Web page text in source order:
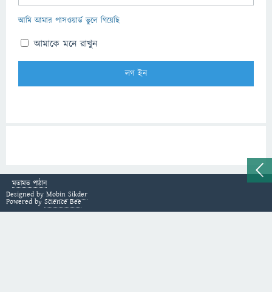
আমি আমার পাসওয়ার্ড ভুলে গিয়েছি
আমাকে মনে রাখুন
মতামত পাঠান
Designed by Mobin Sikder
Powered by Science Bee